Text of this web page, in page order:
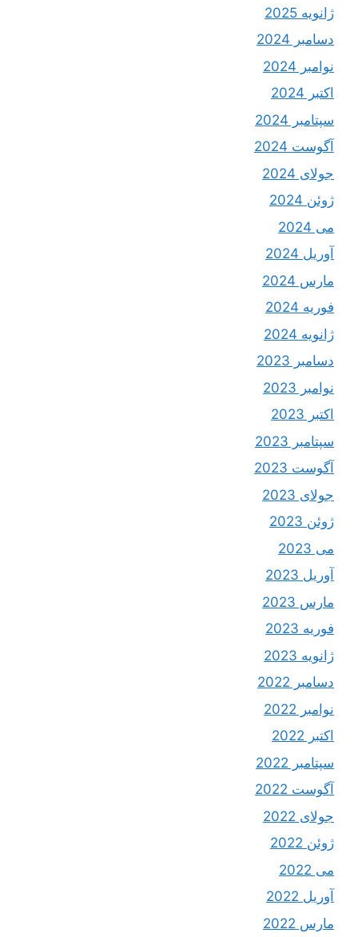
ژانویه 2025
دسامبر 2024
نوامبر 2024
اکتبر 2024
سپتامبر 2024
آگوست 2024
جولای 2024
ژوئن 2024
می 2024
آوریل 2024
مارس 2024
فوریه 2024
ژانویه 2024
دسامبر 2023
نوامبر 2023
اکتبر 2023
سپتامبر 2023
آگوست 2023
جولای 2023
ژوئن 2023
می 2023
آوریل 2023
مارس 2023
فوریه 2023
ژانویه 2023
دسامبر 2022
نوامبر 2022
اکتبر 2022
سپتامبر 2022
آگوست 2022
جولای 2022
ژوئن 2022
می 2022
آوریل 2022
مارس 2022